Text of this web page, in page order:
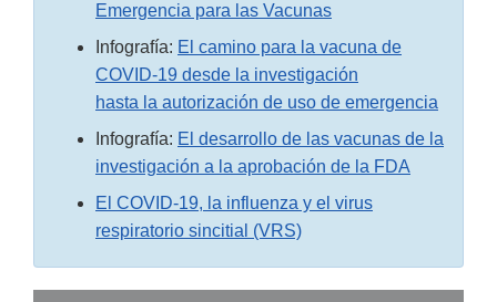
Emergencia para las Vacunas
Infografía: El camino para la vacuna de
COVID-19 desde la investigación
hasta la autorización de uso de emergencia
Infografía: El desarrollo de las vacunas de la
investigación a la aprobación de la FDA
El COVID-19, la influenza y el virus
respiratorio sincitial (VRS)